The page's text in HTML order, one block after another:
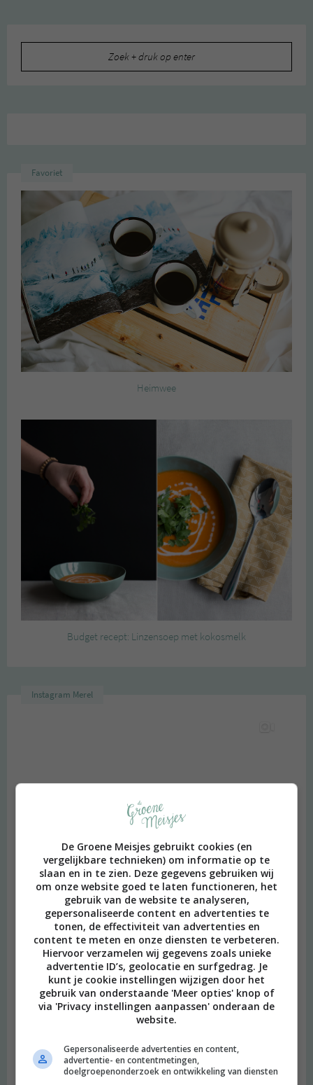
Favoriet
Heimwee
Budget recept: Linzensoep met kokosmelk
Instagram Merel
De Groene Meisjes gebruikt cookies (en
vergelijkbare technieken) om informatie op te
slaan en in te zien. Deze gegevens gebruiken wij
om onze website goed te laten functioneren, het
gebruik van de website te analyseren,
gepersonaliseerde content en advertenties te
tonen, de effectiviteit van advertenties en
content te meten en onze diensten te verbeteren.
Hiervoor verzamelen wij gegevens zoals unieke
advertentie ID’s, geolocatie en surfgedrag. Je
kunt je cookie instellingen wijzigen door het
gebruik van onderstaande 'Meer opties' knop of
via 'Privacy instellingen aanpassen' onderaan de
website.
Gepersonaliseerde advertenties en content,
advertentie- en contentmetingen,
doelgroepenonderzoek en ontwikkeling van diensten